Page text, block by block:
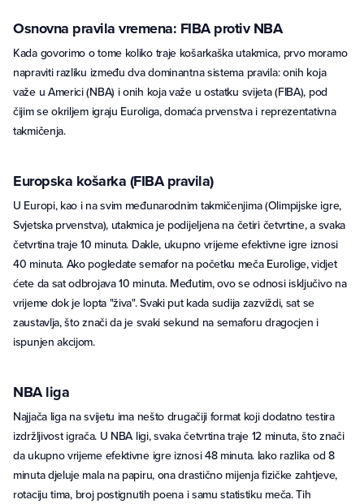
Osnovna pravila vremena: FIBA protiv NBA
Kada govorimo o tome koliko traje košarkaška utakmica, prvo moramo
napraviti razliku između dva dominantna sistema pravila: onih koja
važe u Americi (NBA) i onih koja važe u ostatku svijeta (FIBA), pod
čijim se okriljem igraju Euroliga, domaća prvenstva i reprezentativna
takmičenja.
Europska košarka (FIBA pravila)
U Europi, kao i na svim međunarodnim takmičenjima (Olimpijske igre,
Svjetska prvenstva), utakmica je podijeljena na četiri četvrtine, a svaka
četvrtina traje 10 minuta. Dakle, ukupno vrijeme efektivne igre iznosi
40 minuta. Ako pogledate semafor na početku meča Eurolige, vidjet
ćete da sat odbrojava 10 minuta. Međutim, ovo se odnosi isključivo na
vrijeme dok je lopta "živa". Svaki put kada sudija zazviždi, sat se
zaustavlja, što znači da je svaki sekund na semaforu dragocjen i
ispunjen akcijom.
NBA liga
Najjača liga na svijetu ima nešto drugačiji format koji dodatno testira
izdržljivost igrača. U NBA ligi, svaka četvrtina traje 12 minuta, što znači
da ukupno vrijeme efektivne igre iznosi 48 minuta. Iako razlika od 8
minuta djeluje mala na papiru, ona drastično mijenja fizičke zahtjeve,
rotaciju tima, broj postignutih poena i samu statistiku meča. Tih